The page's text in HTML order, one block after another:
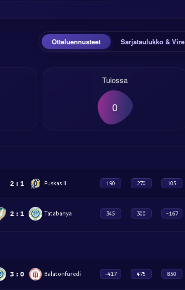
Otteluennusteet Sarjataulukko & Vire
Tulossa
0
2 : 1 Puskas II 190 270 105
2 : 1 Tatabanya 345 300 -167
3 : 0 Balatonfuredi -417 475 850